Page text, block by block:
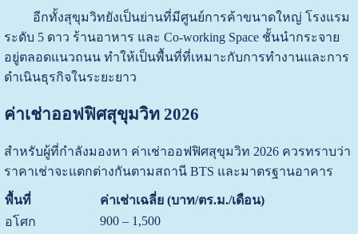
อีกทั้งสุขุมวิทยังเป็นย่านที่มีศูนย์การค้าขนาดใหญ่ โรงแรม
ระดับ 5 ดาว ร้านอาหาร และ Co-working Space ชั้นนำกระจาย
อยู่ตลอดแนวถนน ทำให้เป็นพื้นที่ที่เหมาะกับการทำงานและการ
ดำเนินธุรกิจในระยะยาว
ค่าเช่าออฟฟิศสุขุมวิท 2026
สำหรับผู้ที่กำลังมองหา ค่าเช่าออฟฟิศสุขุมวิท 2026 ควรทราบว่า
ราคาเช่าจะแตกต่างกันตามสถานี BTS และมาตรฐานอาคาร
พื้นที่
ค่าเช่าเฉลี่ย (บาท/ตร.ม./เดือน)
อโศก
900 – 1,500